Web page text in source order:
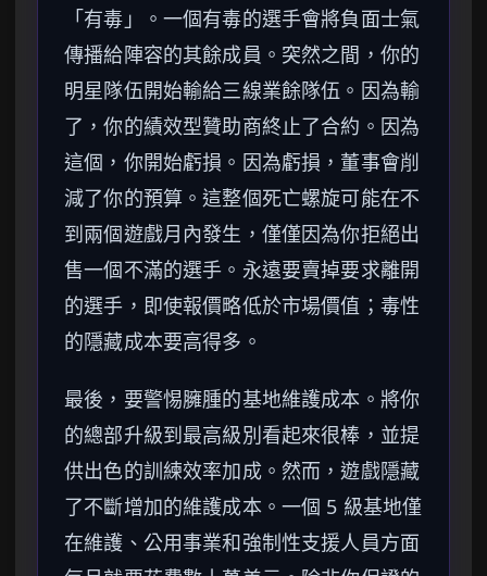
「有毒」。一個有毒的選手會將負面士氣
傳播給陣容的其餘成員。突然之間，你的
明星隊伍開始輸給三線業餘隊伍。因為輸
了，你的績效型贊助商終止了合約。因為
這個，你開始虧損。因為虧損，董事會削
減了你的預算。這整個死亡螺旋可能在不
到兩個遊戲月內發生，僅僅因為你拒絕出
售一個不滿的選手。永遠要賣掉要求離開
的選手，即使報價略低於市場價值；毒性
的隱藏成本要高得多。
最後，要警惕臃腫的基地維護成本。將你
的總部升級到最高級別看起來很棒，並提
供出色的訓練效率加成。然而，遊戲隱藏
了不斷增加的維護成本。一個 5 級基地僅
在維護、公用事業和強制性支援人員方面